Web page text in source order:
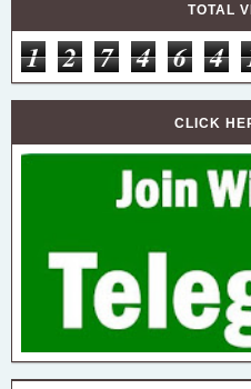
TOTAL
1 2 7 4 6 4
CLICK